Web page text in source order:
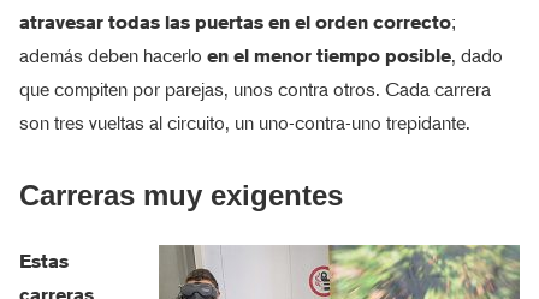
atravesar todas las puertas en el orden correcto;
además deben hacerlo en el menor tiempo posible, dado
que compiten por parejas, unos contra otros. Cada carrera
son tres vueltas al circuito, un uno-contra-uno trepidante.
Carreras muy exigentes
Estas